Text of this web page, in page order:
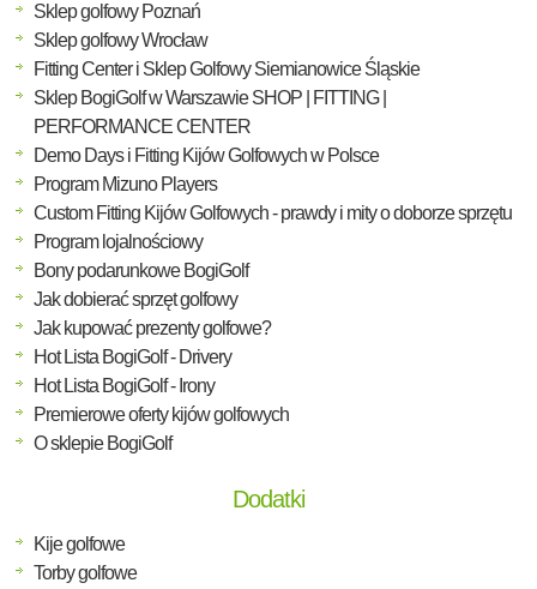
Sklep golfowy Poznań
Sklep golfowy Wrocław
Fitting Center i Sklep Golfowy Siemianowice Śląskie
Sklep BogiGolf w Warszawie SHOP | FITTING |
PERFORMANCE CENTER
Demo Days i Fitting Kijów Golfowych w Polsce
Program Mizuno Players
Custom Fitting Kijów Golfowych - prawdy i mity o doborze sprzętu
Program lojalnościowy
Bony podarunkowe BogiGolf
Jak dobierać sprzęt golfowy
Jak kupować prezenty golfowe?
Hot Lista BogiGolf - Drivery
Hot Lista BogiGolf - Irony
Premierowe oferty kijów golfowych
O sklepie BogiGolf
Dodatki
Kije golfowe
Torby golfowe